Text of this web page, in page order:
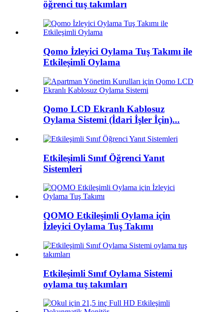
öğrenci tuş takımları
Qomo İzleyici Oylama Tuş Takımı ile
Etkileşimli Oylama
Qomo LCD Ekranlı Kablosuz
Oylama Sistemi (İdari İşler İçin)...
Etkileşimli Sınıf Öğrenci Yanıt
Sistemleri
QOMO Etkileşimli Oylama için
İzleyici Oylama Tuş Takımı
Etkileşimli Sınıf Oylama Sistemi
oylama tuş takımları